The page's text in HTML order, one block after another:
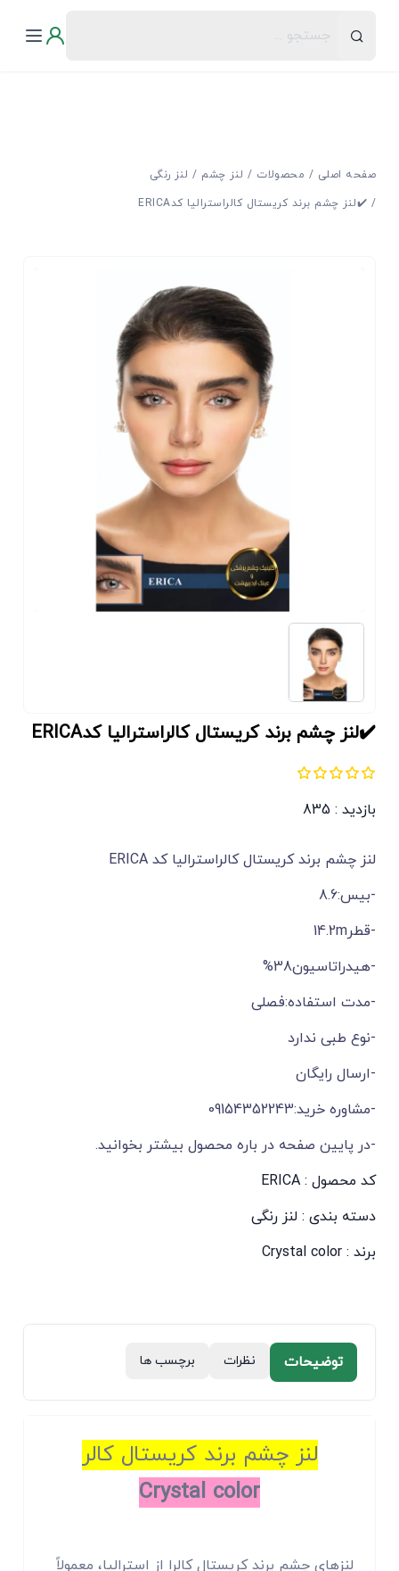
صفحه اصلی محصولات لنز چشم
لنز رنگی
✔️لنز چشم برند كريستال كالراستراليا کدERICA
✔️لنز چشم برند كريستال كالراستراليا کدERICA
بازدید : 835
لنز چشم برند كريستال كالراستراليا کد ERICA
-بیس:8.6
-قطر14.2m
-هیدراتاسیون38%
-مدت استفاده:فصلی
-نوع طبی ندارد
-ارسال رایگان
-مشاوره خرید:09154352243
-در پایین صفحه در باره محصول بیشتر بخوانید.
کد محصول : ERICA
دسته بندی : لنز رنگی
برند : Crystal color
توضیحات نظرات برچسب ها
لنز چشم برند كريستال كالر
Crystal color
لنزهای چشم برند کریستال کالرا از استرالیا، معمولاً